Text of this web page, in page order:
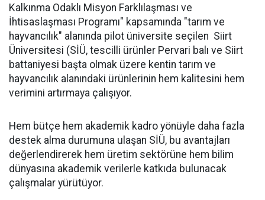
Kalkınma Odaklı Misyon Farklılaşması ve
İhtisaslaşması Programı" kapsamında "tarım ve
hayvancılık" alanında pilot üniversite seçilen Siirt
Üniversitesi (SİÜ, tescilli ürünler Pervari balı ve Siirt
battaniyesi başta olmak üzere kentin tarım ve
hayvancılık alanındaki ürünlerinin hem kalitesini hem
verimini artırmaya çalışıyor.
Hem bütçe hem akademik kadro yönüyle daha fazla
destek alma durumuna ulaşan SİÜ, bu avantajları
değerlendirerek hem üretim sektörüne hem bilim
dünyasına akademik verilerle katkıda bulunacak
çalışmalar yürütüyor.